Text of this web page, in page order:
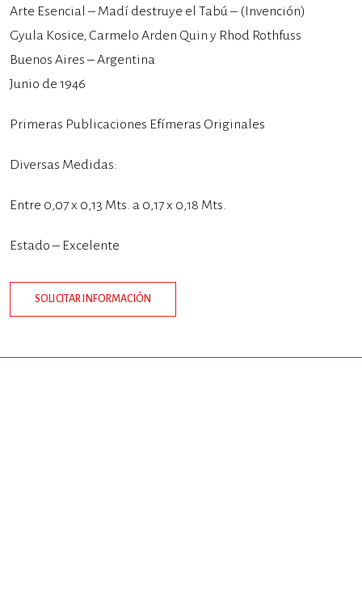
Arte Esencial – Madí destruye el Tabú – (Invención)
Gyula Kosice, Carmelo Arden Quin y Rhod Rothfuss
Buenos Aires – Argentina
Junio de 1946
Primeras Publicaciones Efímeras Originales
Diversas Medidas:
Entre 0,07 x 0,13 Mts. a 0,17 x 0,18 Mts.
Estado – Excelente
SOLICITAR INFORMACIÓN